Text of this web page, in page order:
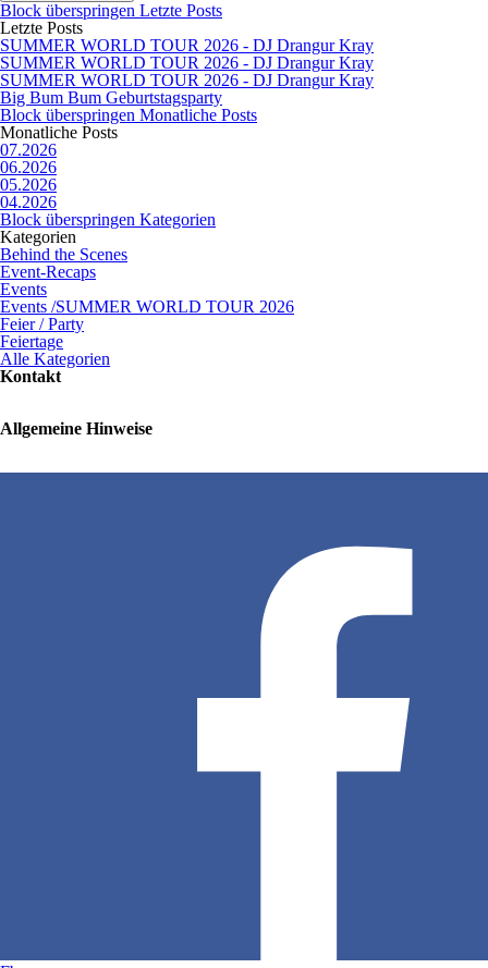
Block überspringen Letzte Posts
Letzte Posts
SUMMER WORLD TOUR 2026 - DJ Drangur Kray
SUMMER WORLD TOUR 2026 - DJ Drangur Kray
SUMMER WORLD TOUR 2026 - DJ Drangur Kray
Big Bum Bum Geburtstagsparty
Block überspringen Monatliche Posts
Monatliche Posts
07.2026
06.2026
05.2026
04.2026
Block überspringen Kategorien
Kategorien
Behind the Scenes
Event-Recaps
Events
Events /SUMMER WORLD TOUR 2026
Feier / Party
Feiertage
Alle Kategorien
Kontakt
Allgemeine Hinweise